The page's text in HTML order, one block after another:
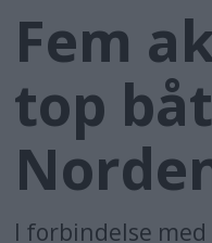
Fem
top
I forbindelse